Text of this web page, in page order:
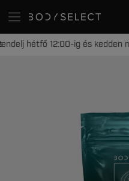
20 000 Ft -tól